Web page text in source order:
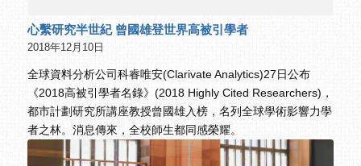
心繫研究半世紀 曾國雄登世界高被引學者
2018年12月10日
全球資料分析公司科睿唯安(Clarivate Analytics)27日公布
《2018高被引學者名錄》(2018 Highly Cited Researchers)，
都市計劃研究所講座教授曾國雄入榜，名列全球學術影響力學
者之林。消息傳來，全校師生都同感榮耀。